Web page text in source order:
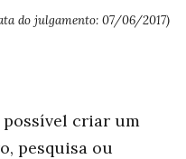
do julgamento: 07/06/2017)
possível criar um
pesquisa ou